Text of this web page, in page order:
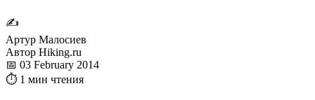
✍
Артур Малосиев
Автор Hiking.ru
📅 03 February 2014
⏱ 1 мин чтения